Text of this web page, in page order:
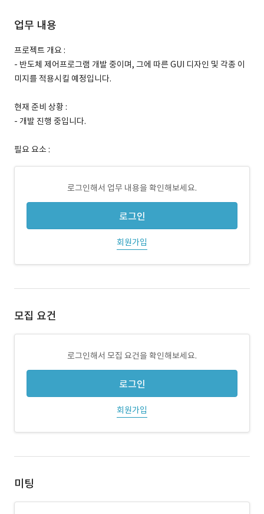
업무 내용
프로젝트 개요 :
- 반도체 제어프로그램 개발 중이며, 그에 따른 GUI 디자인 및 각종 이
미지를 적용시킬 예정입니다.
현재 준비 상황 :
- 개발 진행 중입니다.
필요 요소 :
로그인해서 업무 내용을 확인해보세요.
로그인
회원가입
모집 요건
로그인해서 모집 요건을 확인해보세요.
로그인
회원가입
미팅